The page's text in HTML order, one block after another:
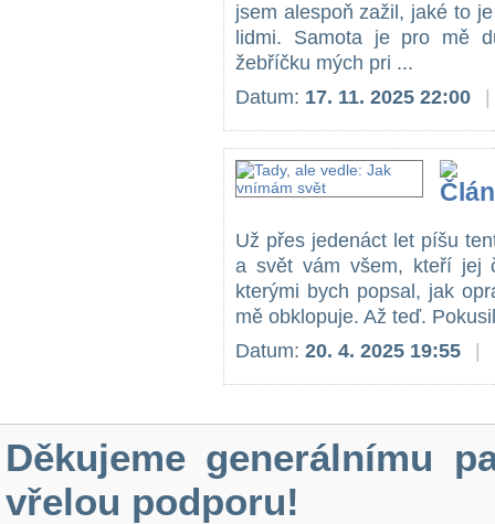
jsem alespoň zažil, jaké to
lidmi. Samota je pro mě
žebříčku mých pri ...
Datum: 17. 11. 2025 22:00
Už přes jedenáct let píšu
a svět vám všem, kteří jej
kterými bych popsal, jak
mě obklopuje. Až teď.
Datum: 20. 4. 2025 19:55
Děkujeme generálnímu
vřelou podporu!